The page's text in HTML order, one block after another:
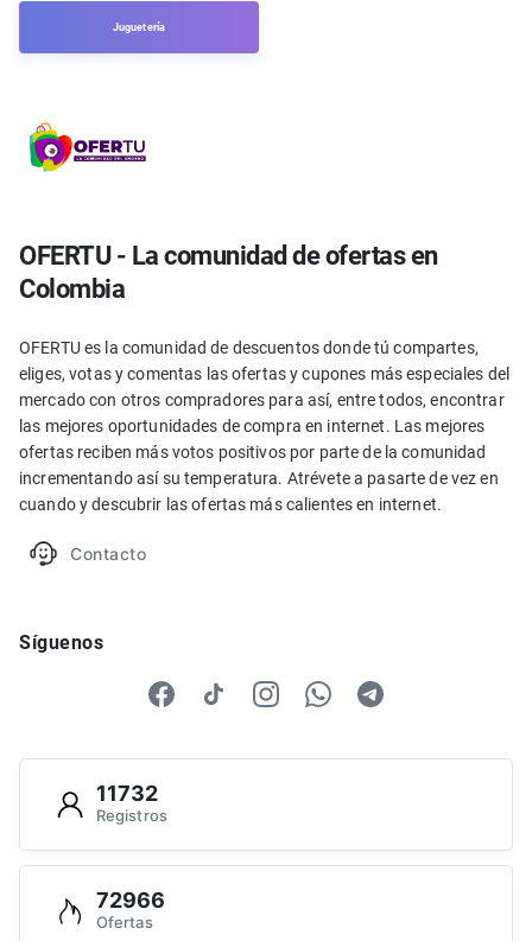
Juguetería
OFERTU - La comunidad de ofertas en
Colombia
OFERTU es la comunidad de descuentos donde tú compartes,
eliges, votas y comentas las ofertas y cupones más especiales del
mercado con otros compradores para así, entre todos, encontrar
las mejores oportunidades de compra en internet. Las mejores
ofertas reciben más votos positivos por parte de la comunidad
incrementando así su temperatura. Atrévete a pasarte de vez en
cuando y descubrir las ofertas más calientes en internet.
Contacto
Síguenos
11732
Registros
72966
Ofertas